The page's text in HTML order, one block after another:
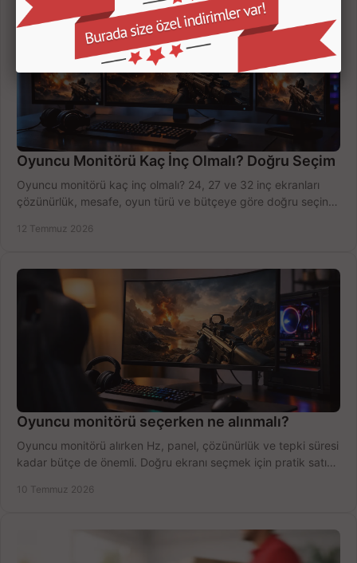
Oyuncu Monitörü Kaç İnç Olmalı? Doğru Seçim
Oyuncu monitörü kaç inç olmalı? 24, 27 ve 32 inç ekranları
çözünürlük, mesafe, oyun türü ve bütçeye göre doğru seçin,
12 Temmuz 2026
Oyuncu monitörü seçerken ne alınmalı?
Oyuncu monitörü alırken Hz, panel, çözünürlük ve tepki süresi
kadar bütçe de önemli. Doğru ekranı seçmek için pratik satın
10 Temmuz 2026